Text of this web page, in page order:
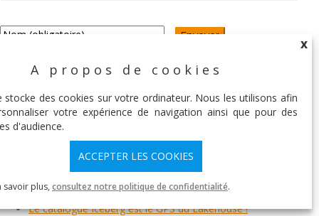
X
A propos de cookies
stocke des cookies sur votre ordinateur. Nous les utilisons afin
votre expérience de navigation ainsi que pour des
d'audience.
ACCEPTER LES COOKIES
savoir plus, consultez notre politique de confidentialité.
ARTICLES RÉCENTS
OKDP : pourquoi une plateforme data intégrée ?
dbt-dremio 1.8 vs 1.9.0 & 1.10: Où sont vos modèles ?
What’s New in Apache Iceberg 1.11.0
Le catalogue Iceberg est le GPS du Lakehouse !